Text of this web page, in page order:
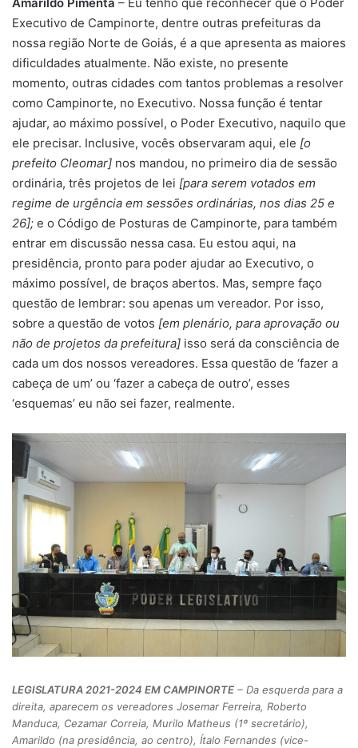
Executivo de Campinorte, dentre outras prefeituras da
nossa região Norte de Goiás, é a que apresenta as maiores
dificuldades atualmente. Não existe, no presente
momento, outras cidades com tantos problemas a resolver
como Campinorte, no Executivo. Nossa função é tentar
ajudar, ao máximo possível, o Poder Executivo, naquilo que
ele precisar. Inclusive, vocês observaram aqui, ele [o
prefeito Cleomar] nos mandou, no primeiro dia de sessão
ordinária, três projetos de lei [para serem votados em
regime de urgência em sessões ordinárias, nos dias 25 e
26]; e o Código de Posturas de Campinorte, para também
entrar em discussão nessa casa. Eu estou aqui, na
presidência, pronto para poder ajudar ao Executivo, o
máximo possível, de braços abertos. Mas, sempre faço
questão de lembrar: sou apenas um vereador. Por isso,
sobre a questão de votos [em plenário, para aprovação ou
não de projetos da prefeitura] isso será da consciência de
cada um dos nossos vereadores. Essa questão de ‘fazer a
cabeça de um’ ou ‘fazer a cabeça de outro’, esses
‘esquemas’ eu não sei fazer, realmente.
LEGISLATURA 2021-2024 EM CAMPINORTE – Da esquerda para a
direita, aparecem os vereadores Josemar Ferreira, Roberto
Manduca, Cezamar Correia, Murilo Matheus (1º secretário),
Amarildo (na presidência, ao centro), Ítalo Fernandes (vice-